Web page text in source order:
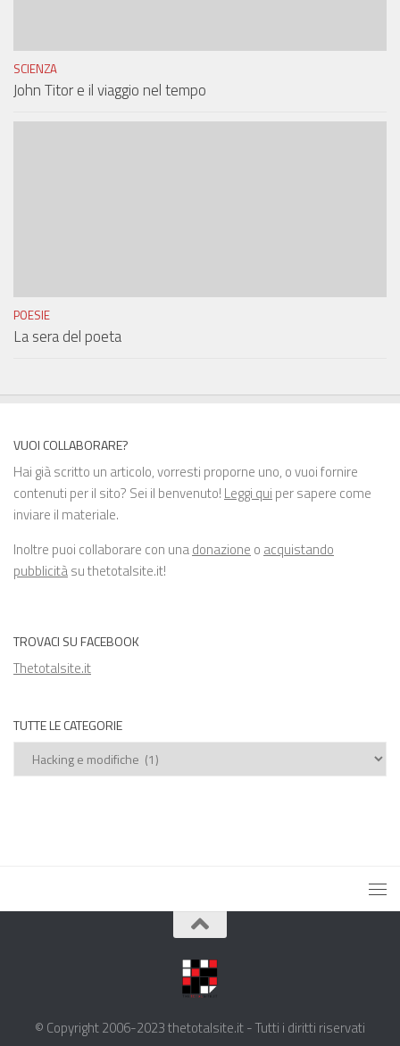
SCIENZA
John Titor e il viaggio nel tempo
POESIE
La sera del poeta
VUOI COLLABORARE?
Hai già scritto un articolo, vorresti proporne uno, o vuoi fornire
contenuti per il sito? Sei il benvenuto! Leggi qui per sapere come
inviare il materiale.
Inoltre puoi collaborare con unadonazione o acquistando
pubblicitàsu thetotalsite.it!
TROVACI SU FACEBOOK
Thetotalsite.it
TUTTE LE CATEGORIE
Tutte
le
© Copyright 2006-2023 thetotalsite.it - Tutti i diritti riservati